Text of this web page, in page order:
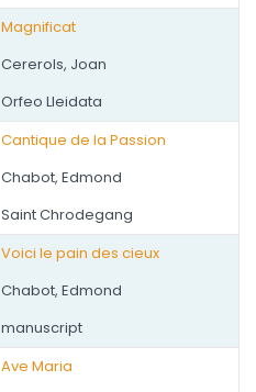
Magnificat
Cererols, Joan
Orfeo Lleidata
Cantique de la Passion
Chabot, Edmond
Saint Chrodegang
Voici le pain des cieux
Chabot, Edmond
manuscript
Ave Maria